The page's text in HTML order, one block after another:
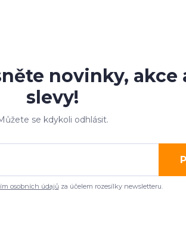
novinky, akce
slevy!
se kdykoli odhlásit.
osobních údajůza účelem rozesílky newsletteru.